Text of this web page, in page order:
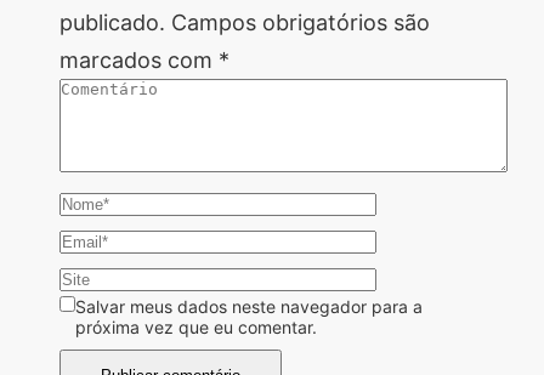
publicado. Campos obrigatórios são
marcados com *
Salvar meus dados neste navegador para a
próxima vez que eu comentar.